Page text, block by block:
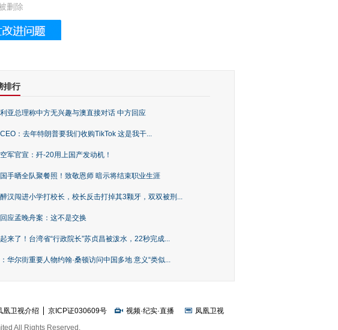
岁的紫禁城
删除
排行
亚总理称中方无兴趣与澳直接对话 中方回应
：去年特朗普要我们收购TikTok 这是我干...
军官宣：歼-20用上国产发动机！
手晒全队聚餐照！致敬恩师 暗示将结束职业生涯
汉闯进小学打校长，校长反击打掉其3颗牙，双双被刑...
应孟晚舟案：这不是交换
来了！台湾省“行政院长”苏贞昌被泼水，22秒完成...
华尔街重要人物约翰·桑顿访问中国多地 意义“类似...
凰卫视介绍 京ICP证030609号 视频·纪实·直播
凤凰卫视
All Rights Reserved.